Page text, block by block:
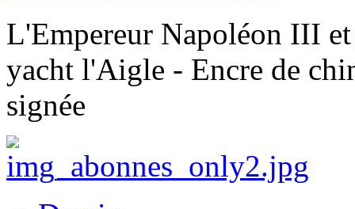
L'Empereur Napoléon III
yacht l'Aigle - Encre de
signée